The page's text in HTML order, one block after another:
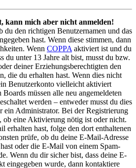
kann mich aber nicht anmelden!
du den richtigen Benutzernamen und das
hast. Wenn diese stimmen, dann
Wenn COPPA aktiviert ist und du
du unter 13 Jahre alt bist, musst du bzw.
deiner Erziehungsberechtigten den
die du erhalten hast. Wenn dies nicht
Benutzerkonto vielleicht aktiviert
müssen alle neu angemeldeten
werden – entweder musst du dies
ein Administrator. Bei der Registrierung
ob eine Aktivierung nötig ist oder nicht.
erhalten hast, folge den dort enthaltenen
prüfe, ob du deine E-Mail-Adresse
oder die E-Mail von einem Spam-
Wenn du dir sicher bist, dass deine E-
eingegeben wurde, dann kontaktiere